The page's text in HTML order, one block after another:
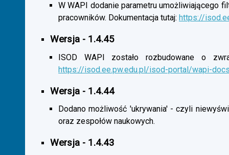
W WAPI dodanie parametru umożliwiającego
pracowników. Dokumentacja tutaj: https://
Wersja - 1.4.45
ISOD WAPI zostało rozbudowane o
https://isod.ee.pw.edu.pl/isod-portal/wapi-
Wersja - 1.4.44
Dodano możliwość 'ukrywania' - czyli
oraz zespołów naukowych.
Wersja - 1.4.43